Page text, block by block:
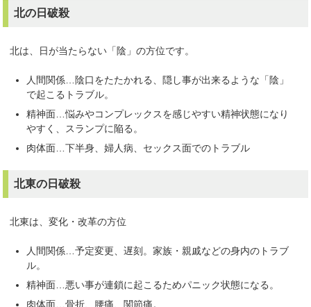
北の日破殺
北は、日が当たらない「陰」の方位です。
人間関係…陰口をたたかれる、隠し事が出来るような「陰」
で起こるトラブル。
精神面…悩みやコンプレックスを感じやすい精神状態になり
やすく、スランプに陥る。
肉体面…下半身、婦人病、セックス面でのトラブル
北東の日破殺
北東は、変化・改革の方位
人間関係…予定変更、遅刻。家族・親戚などの身内のトラブ
ル。
精神面…悪い事が連鎖に起こるためパニック状態になる。
肉体面…骨折、腰痛、関節痛。